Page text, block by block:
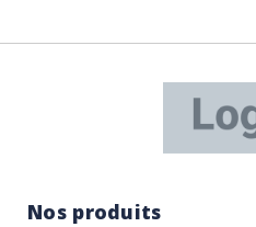
Nos produits